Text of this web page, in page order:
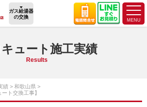
ガス給湯器
の交換
ュート施工実績
Results
績
和歌山県
ト交換工事】